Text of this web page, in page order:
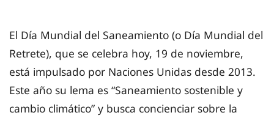
El Día Mundial del Saneamiento (o Día Mundial del
Retrete), que se celebra hoy, 19 de noviembre,
está impulsado por Naciones Unidas desde 2013.
Este año su lema es “Saneamiento sostenible y
cambio climático” y busca concienciar sobre la